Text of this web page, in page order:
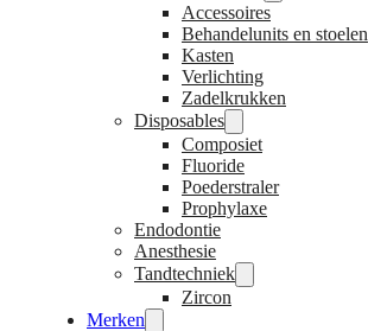
Accessoires
Behandelunits en stoelen
Kasten
Verlichting
Zadelkrukken
Disposables
Composiet
Fluoride
Poederstraler
Prophylaxe
Endodontie
Anesthesie
Tandtechniek
Zircon
Merken